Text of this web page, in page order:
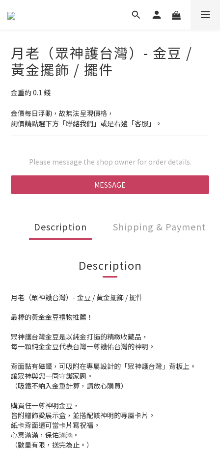
月老（眾神護台灣）- 金豆 /
黃金擺飾 / 擺件
金重約 0.1 錢
金價每日浮動，故無法呈現價格，
詢價請點選下方「聯絡我們」或是右邊「客服」。
Please message the shop owner for order details.
MESSAGE
Description Shipping & Payment
Description
月老（眾神護台灣）- 金豆 / 黃金擺飾 / 擺件
最棒的黃金金豆禮物推薦！
眾神護台灣金豆是以純金打造的精緻收藏品，
每一顆純金金豆代表台灣一尊護佑台灣的神明。
背面黏有磁鐵，可吸附在專屬設計的「眾神護台灣」背板上。
讓眾神與您一同守護家園。
（吸鐵不納入金重計算，請放心購買）
購買任一尊神明金豆，
皆附贈飾愛展示盒，並搭配該神明的專屬卡片。
紙卡背面還可當卡片寫祝福。
心意滿滿，保佑滿滿。
（數量有限，送完為止。）